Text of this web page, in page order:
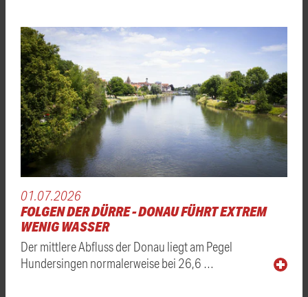
01.07.2026
FOLGEN DER DÜRRE - DONAU FÜHRT EXTREM
WENIG WASSER
Der mittlere Abfluss der Donau liegt am Pegel
Hundersingen normalerweise bei 26,6 …